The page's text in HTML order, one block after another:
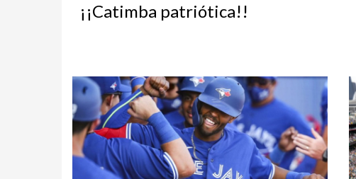
¡¡Catimba patriótica!!